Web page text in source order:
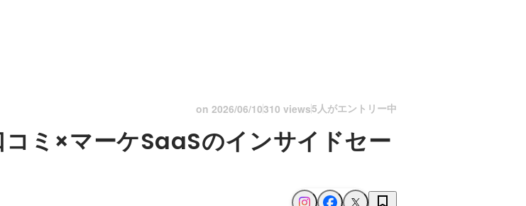
on 2026/06/10310 views5人がエントリー中
ミ×マーケSaaSのインサイドセー